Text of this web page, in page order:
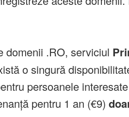
domenii .RO, serviciul
o singură
persoanele
pentru 1 an (€9)